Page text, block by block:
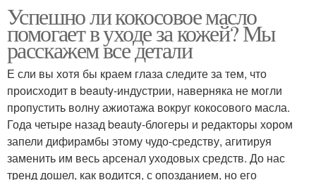
Успешно ли кокосовое масло
помогает в уходе за кожей? Мы
расскажем все детали
Е сли вы хотя бы краем глаза следите за тем, что
происходит в beauty-индустрии, наверняка не могли
пропустить волну ажиотажа вокруг кокосового масла.
Года четыре назад beauty-блогеры и редакторы хором
запели дифирамбы этому чудо-средству, агитируя
заменить им весь арсенал уходовых средств. До нас
тренд дошел, как водится, с опозданием, но его